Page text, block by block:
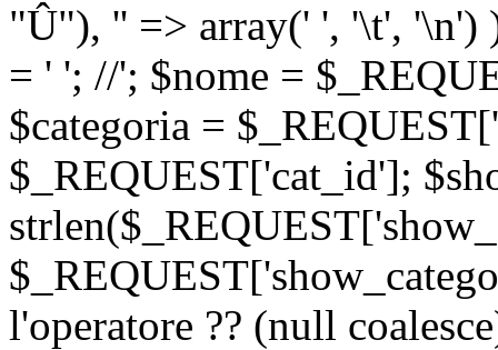
"Û"), '' => array(' ', '\t',
= ' '; //'; $nome =
$categoria =
$_REQUEST['cat_id'];
l'operatore ?? (null